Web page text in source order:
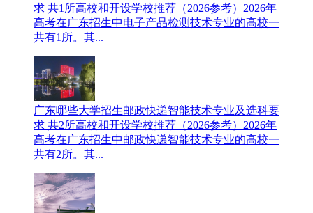
求 共1所高校和开设学校推荐（2026参考） 2026年
高考在广东招生中电子产品检测技术专业的高校一
共有1所。其...
广东哪些大学招生邮政快递智能技术专业及选科要
求 共2所高校和开设学校推荐（2026参考） 2026年
高考在广东招生中邮政快递智能技术专业的高校一
共有2所。其...